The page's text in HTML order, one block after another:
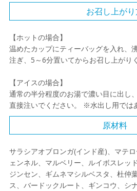
お召し上が
【ホットの場合】
温めたカップにティーバッグを入れ、
注ぎ、5～6分置いてからお召し上がり
【アイスの場合】
通常の半分程度のお湯で濃い目に出し
直接注いでください。 ※水出し用では
原材料
サラシアオブロンガ(インド産)、マテ
ェンネル、マルベリー、ルイボスレッ
ジンセン、ギムネマシルベスタ、杜仲
ス、バードックルート、ギンコウ、シ